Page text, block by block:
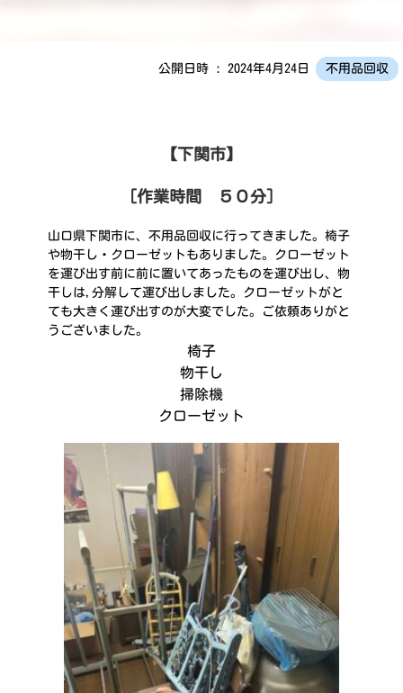
公開日時 : 2024年4月24日 不用品回収
【下関市】
［作業時間 ５０分］
山口県下関市に、不用品回収に行ってきました。椅子
や物干し・クローゼットもありました。クローゼット
を運び出す前に前に置いてあったものを運び出し、物
干しは,分解して運び出しました。クローゼットがと
ても大きく運び出すのが大変でした。ご依頼ありがと
うございました。
椅子
物干し
掃除機
クローゼット